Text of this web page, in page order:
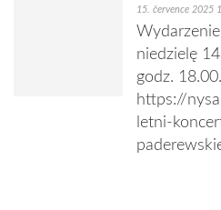
15. července 2025
niedzielę
godz. 18.00.
https://
letni-